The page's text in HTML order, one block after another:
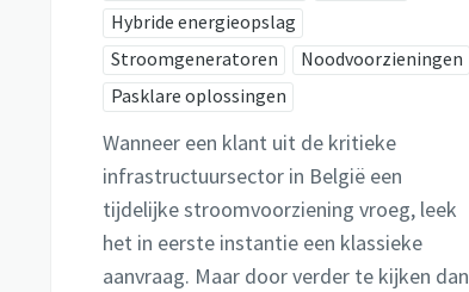
Hybride energieopslag
Stroomgeneratoren
Noodvoorzieningen
Pasklare oplossingen
Wanneer een klant uit de kritieke
infrastructuursector in België een
tijdelijke stroomvoorziening vroeg, leek
het in eerste instantie een klassieke
aanvraag. Maar door verder te kijken dan